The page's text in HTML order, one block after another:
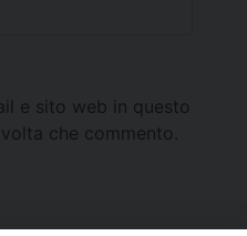
e sito web in questo
che commento.